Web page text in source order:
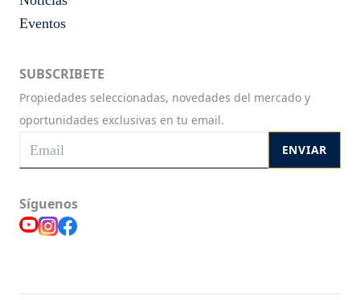
Eventos
SUBSCRIBETE
Propiedades seleccionadas, novedades del mercado y
oportunidades exclusivas en tu email.
ENVIAR
Síguenos